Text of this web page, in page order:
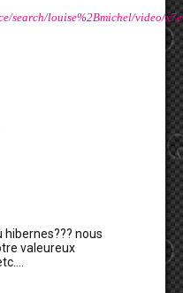
search/louise%2Bmichel/video/
hibernes??? nous
valeureux